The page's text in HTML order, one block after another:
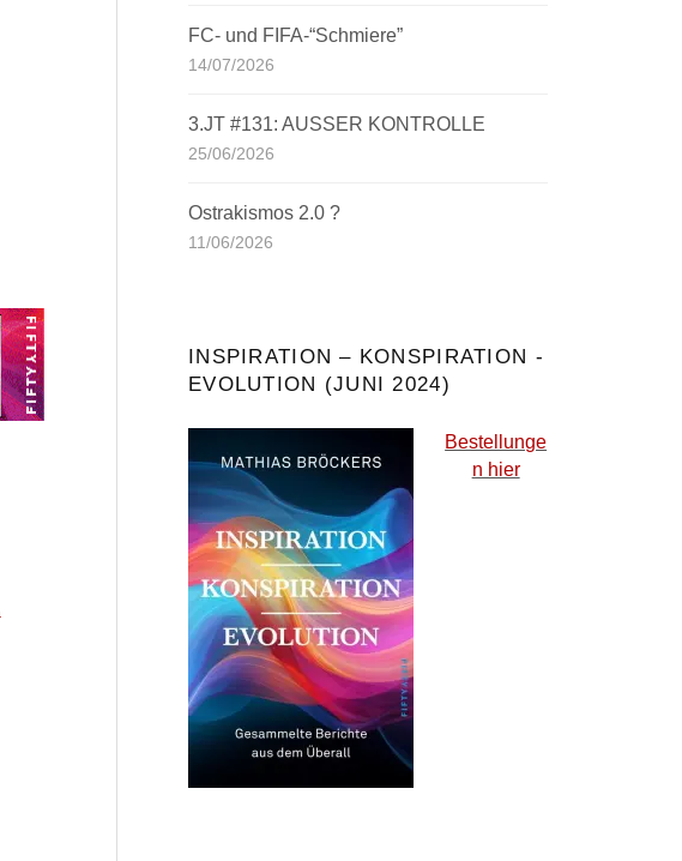
FC- und FIFA-“Schmiere”
14/07/2026
3.JT #131: AUSSER KONTROLLE
25/06/2026
Ostrakismos 2.0 ?
11/06/2026
INSPIRATION – KONSPIRATION -
EVOLUTION (JUNI 2024)
Bestellunge
n hier